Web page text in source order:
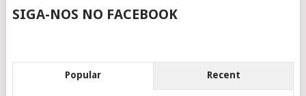
SIGA-NOS NO FACEBOOK
Popular Recent